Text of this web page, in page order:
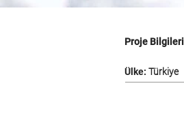
Proje Bilgileri
Ülke: Türkiye